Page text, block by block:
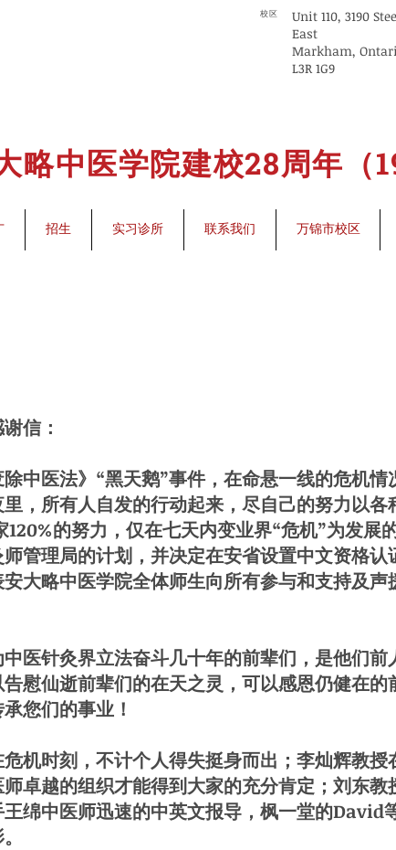
校区
Unit 110, 3190
East
Markham,
L3R 1G9
略中医学院建校28周年（
招生 实习诊所 联系我们 万锦市校区
信：
医法》“黑天鹅”事件，在命悬一线的危机情
，所有人自发的行动起来，尽自己的努力以
的努力，仅在七天内变业界“危机”为发展
管理局的计划，并决定在安省设置中文资格
大略中医学院全体师生向所有参与和支持及
针灸界立法奋斗几十年的前辈们，是他们前
慰仙逝前辈们的在天之灵，可以感恩仍健在
您们的事业！
时刻，不计个人得失挺身而出；李灿辉教授
卓越的组织才能得到大家的充分肯定；刘东
绵中医师迅速的中英文报导，枫一堂的David